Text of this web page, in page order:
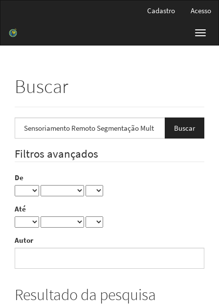
Barra
Cadastro Acesso
Buscar
termo
Filtros avançados
De
Até
Autor
Resultado da pesquisa